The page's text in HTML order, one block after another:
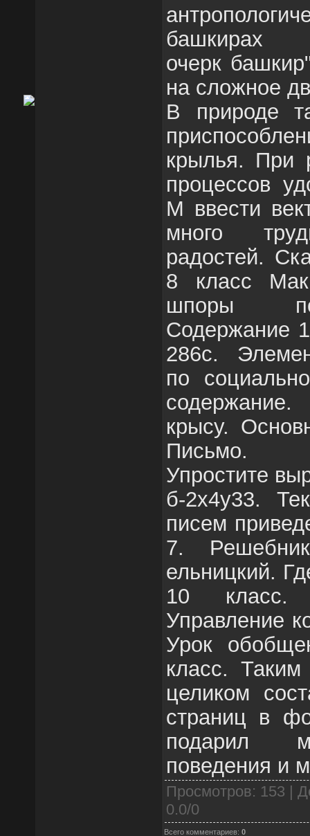
башкирах
очерк
на сложное
В природе
крылья. При
процессов
М ввести
много
радостей.
8 класс
шпоры по
Содержание
286с.
по
крысу.
Письмо.
Упростите
б-2х4у33.
писем
7.
ельницкий.
10 класс.
Управление
Урок
класс.
целиком
страниц в
подарил
поведения и
Просмотров: 153 |
0.0/0
Всего комментариев: 0